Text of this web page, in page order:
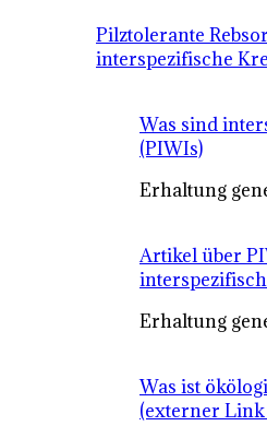
Pilztolerante
interspezifische
Was sind
(PIWIs)
Erhaltung
Artikel über
Erhaltung
Was ist
(externer